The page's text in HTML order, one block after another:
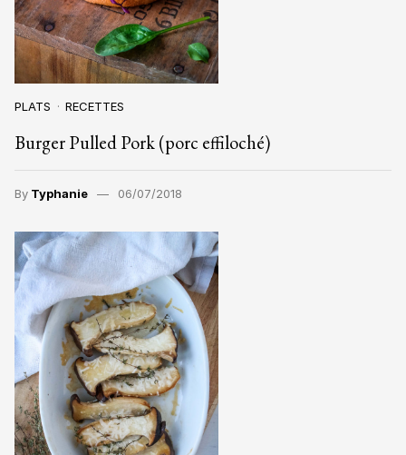
PLATS RECETTES
Burger Pulled Pork (porc effiloché)
By Typhanie 06/07/2018